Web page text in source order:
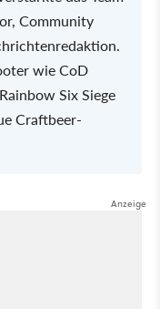
Community
wie CoD
Six Siege
Craftbeer-